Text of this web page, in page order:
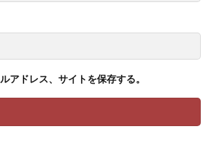
アドレス、サイトを保存する。